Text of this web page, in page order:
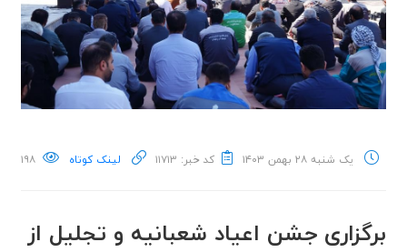
یک شنبه ۲۸ بهمن ۱۴۰۳ کد خبر: ۱۱۷۱۳ لینک کوتاه ۱۹۸
برگزاری جشن اعیاد شعبانیه و تجلیل از